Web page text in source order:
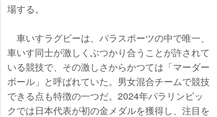
場する。
車いすラグビーは、パラスポーツの中で唯一、
車いす同士が激しくぶつかり合うことが許されて
いる競技で、その激しさからかつては「マーダー
ボール」と呼ばれていた。男女混合チームで競技
できる点も特徴の一つだ。2024年パラリンピッ
クでは日本代表が初の金メダルを獲得し、注目を